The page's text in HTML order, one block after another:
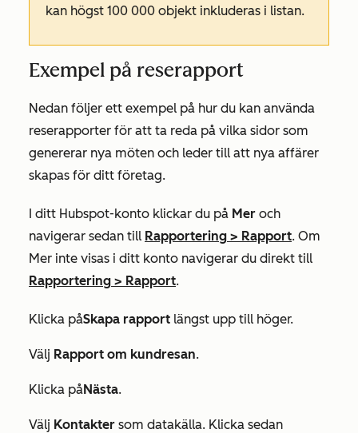
kan högst 100 000 objekt inkluderas i listan.
Exempel på reserapport
Nedan följer ett exempel på hur du kan använda
reserapporter för att ta reda på vilka sidor som
genererar nya möten och leder till att nya affärer
skapas för ditt företag.
I ditt Hubspot-konto klickar du på Mer och
navigerar sedan till Rapportering > Rapport. Om
Mer inte visas i ditt konto navigerar du direkt till
Rapportering > Rapport.
Klicka påSkapa rapport längst upp till höger.
Välj Rapport om kundresan.
Klicka påNästa.
Välj Kontakter som datakälla. Klicka sedan